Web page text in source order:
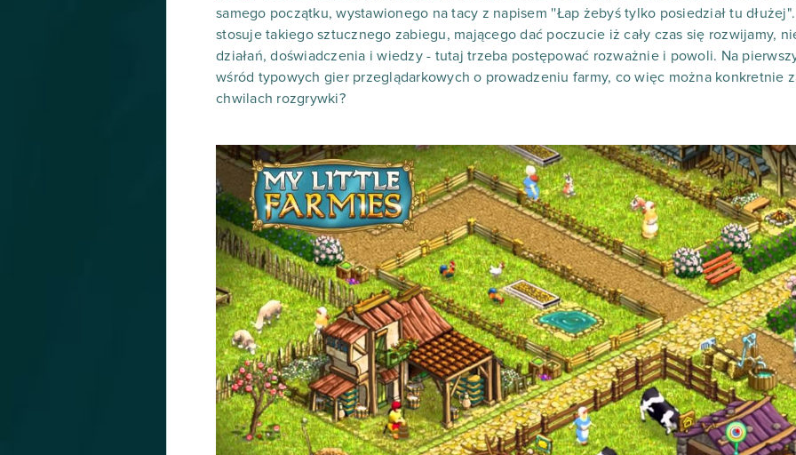
samego początku, wystawionego na tacy z napisem ''Łap żebyś tylko posiedział tu
stosuje takiego sztucznego zabiegu, mającego dać poczucie iż cały czas się rozwijamy,
działań, doświadczenia i wiedzy - tutaj trzeba postępować rozważnie i powoli. Na
wśród typowych gier przeglądarkowych o prowadzeniu farmy, co więc można konkretnie
chwilach rozgrywki?